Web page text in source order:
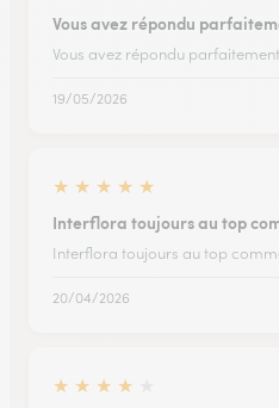
Vous avez répondu
Vous avez répondu
19/05/2026
★ ★ ★ ★ ★
Interflora toujours au top
Interflora toujours au top
20/04/2026
★ ★ ★ ★